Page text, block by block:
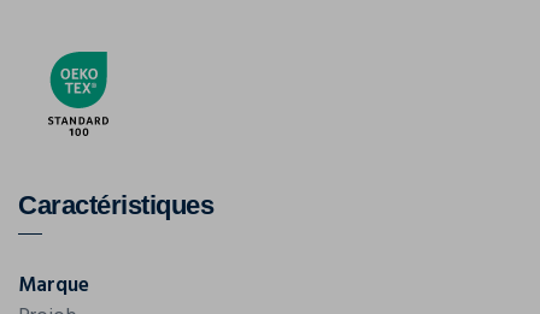
Caractéristiques
Marque